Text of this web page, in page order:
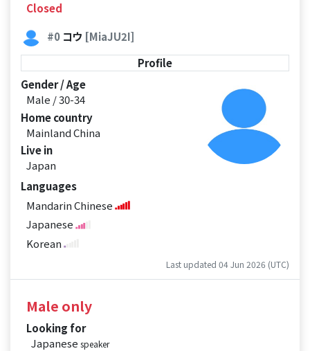
Closed
#0コウ [MiaJU2I]
Profile
Gender / Age
Male / 30-34
Home country
Mainland China
Live in
Japan
Languages
Mandarin Chinese
Japanese
Korean
Last updated 04 Jun 2026 (UTC)
Male only
Looking for
Japanese speaker